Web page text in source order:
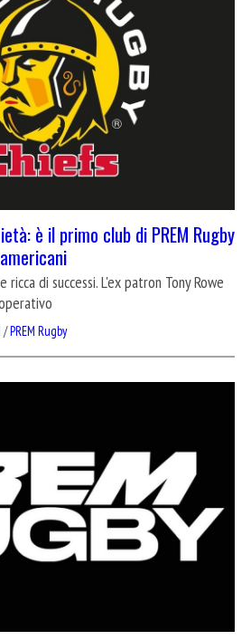
è il primo club di PREM Rugby
ricca di successi. L'ex patron Tony Rowe
/PREM Rugby